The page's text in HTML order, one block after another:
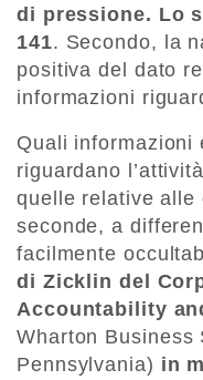
di pressione. Lo
141. Secondo, la
positiva del dato
informazioni
Quali informazioni
riguardano
quelle relative alle
seconde, a
facilmente
di Zicklin del
Accountability
Wharton Business
Pennsylvania) in